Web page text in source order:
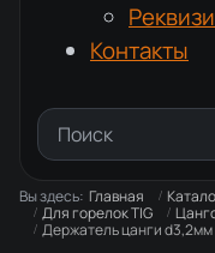
Контакты
Вы здесь: Главная
Для горелок TIG
Держатель цанги d3,2мм